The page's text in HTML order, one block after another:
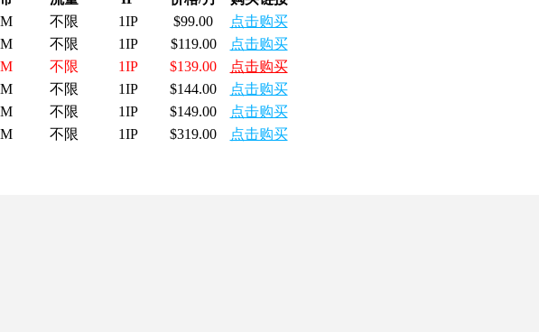
不限 1IP $99.00
点击购买
不限 1IP $119.00
点击购买
不限 1IP $139.00
点击购买
不限 1IP $144.00
点击购买
不限 1IP $149.00
点击购买
不限 1IP $319.00 点击购买